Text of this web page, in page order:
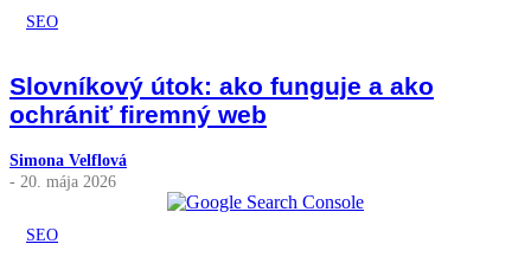
SEO
Slovníkový útok: ako funguje a ako
ochrániť firemný web
Simona Velflová
- 20. mája 2026
SEO